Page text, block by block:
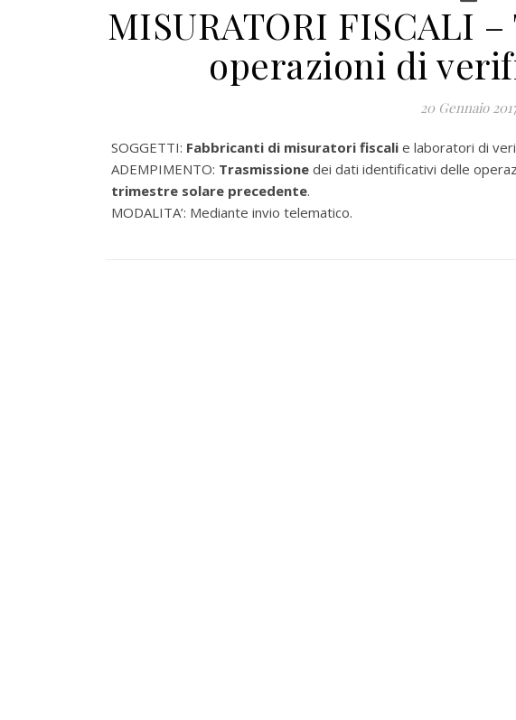
MISURATORI FISCALI
operazioni di
20 Gennaio
SOGGETTI: Fabbricanti di misuratori fiscali e laboratori di
ADEMPIMENTO: Trasmissione dei dati identificativi delle
trimestre solare precedente.
MODALITA’: Mediante invio telematico.